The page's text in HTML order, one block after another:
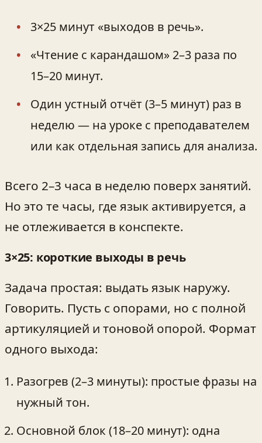
3×25 минут «выходов в речь».
«Чтение с карандашом» 2–3 раза по
15–20 минут.
Один устный отчёт (3–5 минут) раз в
неделю — на уроке с преподавателем
или как отдельная запись для анализа.
Всего 2–3 часа в неделю поверх занятий.
Но это те часы, где язык активируется, а
не отлеживается в конспекте.
3×25: короткие выходы в речь
Задача простая: выдать язык наружу.
Говорить. Пусть с опорами, но с полной
артикуляцией и тоновой опорой. Формат
одного выхода:
Разогрев (2–3 минуты): простые фразы на
нужный тон.
Основной блок (18–20 минут): одна